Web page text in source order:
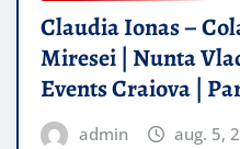
Claudia Ionas –
Miresei | Nunta
Events Craiova |
admin aug. 5,